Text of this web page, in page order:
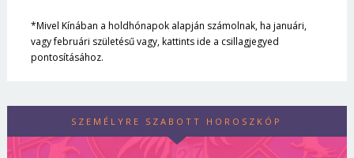
*Mivel Kínában a holdhónapok alapján számolnak, ha januári,
vagy februári születésű vagy, kattints ide a csillagjegyed
pontosításához.
SZEMÉLYRE SZABOTT HOROSZKÓP